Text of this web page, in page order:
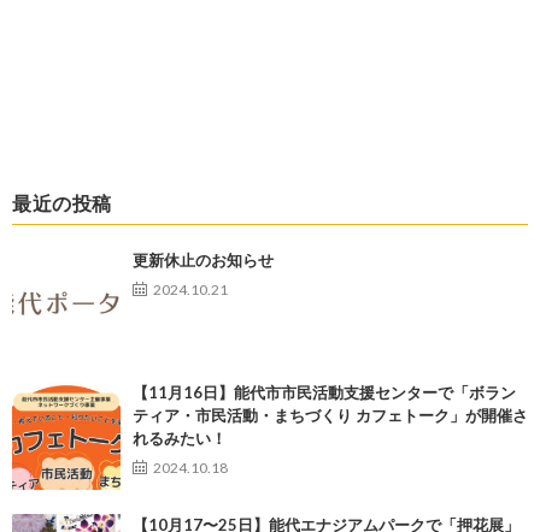
最近の投稿
更新休止のお知らせ
2024.10.21
【11月16日】能代市市民活動支援センターで「ボラン
ティア・市民活動・まちづくり カフェトーク」が開催さ
れるみたい！
2024.10.18
【10月17〜25日】能代エナジアムパークで「押花展」